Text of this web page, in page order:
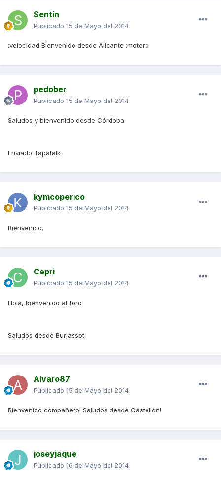
Sentin
Publicado 15 de Mayo del 2014
:velocidad Bienvenido desde Alicante :motero
pedober
Publicado 15 de Mayo del 2014
Saludos y bienvenido desde Córdoba
Enviado Tapatalk
kymcoperico
Publicado 15 de Mayo del 2014
Bienvenido.
Cepri
Publicado 15 de Mayo del 2014
Hola, bienvenido al foro
Saludos desde Burjassot
Alvaro87
Publicado 15 de Mayo del 2014
Bienvenido compañero! Saludos desde Castellón!
joseyjaque
Publicado 16 de Mayo del 2014